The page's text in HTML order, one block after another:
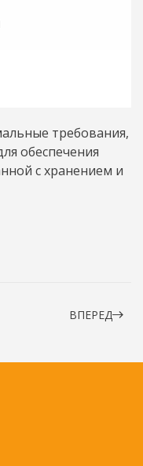
требования,
обеспечения
с хранением и
ВПЕРЕД